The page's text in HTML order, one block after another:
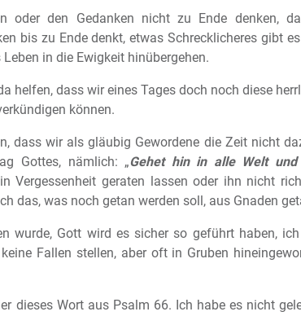
oder den Gedanken nicht zu Ende denken,
bis zu Ende denkt, etwas Schrecklicheres gibt
in die Ewigkeit hinübergehen.
helfen, dass wir eines Tages doch noch diese
können.
dass wir als gläubig Gewordene die Zeit nicht
Gottes, nämlich: „Gehet hin in alle Welt
Vergessenheit geraten lassen oder ihn nicht
das, was noch getan werden soll, aus Gnaden
wurde, Gott wird es sicher so geführt haben,
Fallen stellen, aber oft in Gruben
dieses Wort aus Psalm 66. Ich habe es nicht